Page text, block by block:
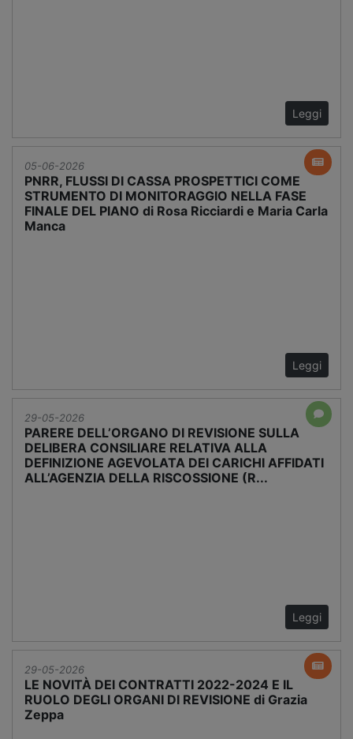
Leggi
05-06-2026
PNRR, FLUSSI DI CASSA PROSPETTICI COME
STRUMENTO DI MONITORAGGIO NELLA FASE
FINALE DEL PIANO di Rosa Ricciardi e Maria Carla
Manca
Leggi
29-05-2026
PARERE DELL’ORGANO DI REVISIONE SULLA
DELIBERA CONSILIARE RELATIVA ALLA
DEFINIZIONE AGEVOLATA DEI CARICHI AFFIDATI
ALL’AGENZIA DELLA RISCOSSIONE (R...
Leggi
29-05-2026
LE NOVITÀ DEI CONTRATTI 2022-2024 E IL
RUOLO DEGLI ORGANI DI REVISIONE di Grazia
Zeppa